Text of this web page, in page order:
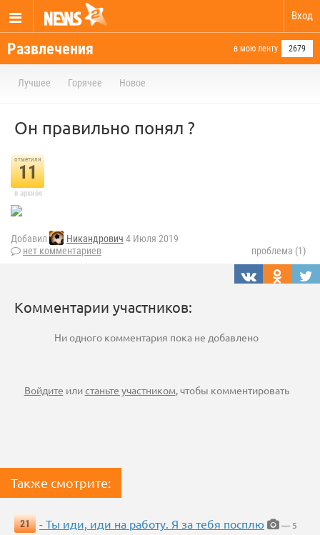
Вход
Развлечения в мою ленту 2679
Лучшее Горячее Новое
Он правильно понял ?
отметили
11
в архиве
Добавил Никандрович 4 Июля 2019
нет комментариев
проблема (1)
Комментарии участников:
Ни одного комментария пока не добавлено
Войдите илистаньте участником, чтобы комментировать
Также смотрите:
21 - Ты иди, иди на работу. Я за тебя посплю
— 5